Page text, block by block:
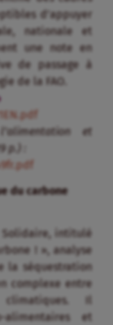
d’appuyer
nationale et
une note en
de passage à
de la FAO.
et
p.) :
du carbone
Solidaire, intitulé
! », analyse
la séquestration
complexe entre
Il
alimentaires et